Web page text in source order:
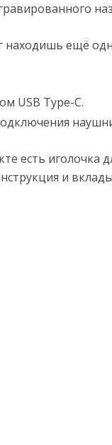
находишь ещё
USB Type-C.
есть иголочка
и